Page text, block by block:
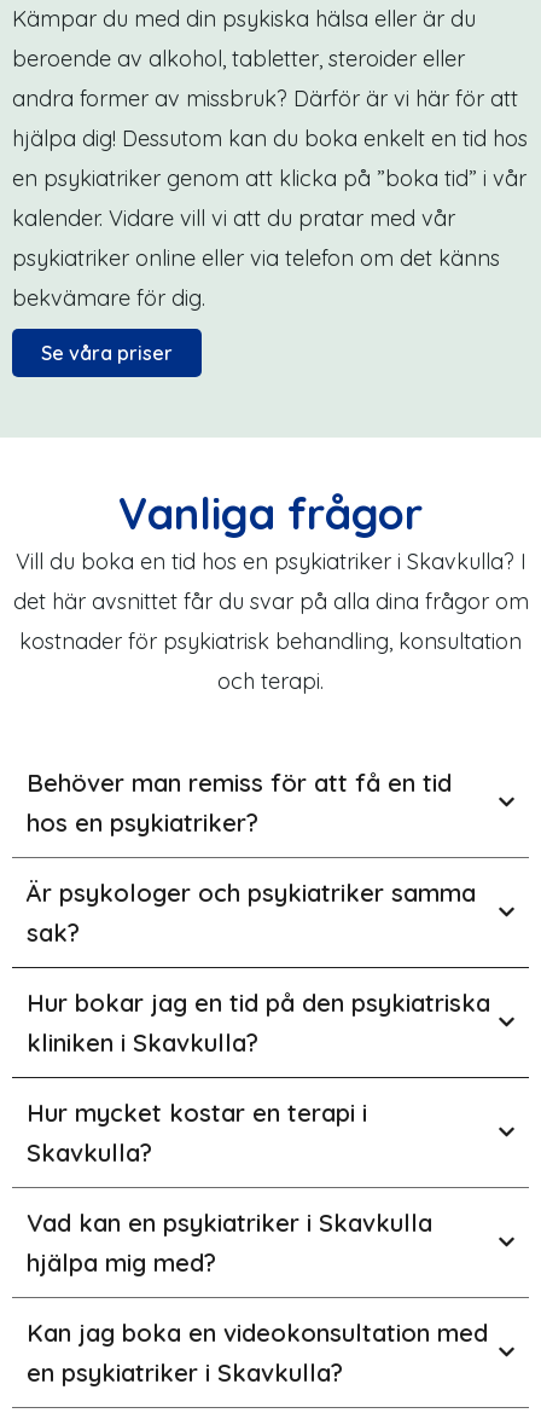
Kämpar du med din psykiska hälsa eller är du
beroende av alkohol, tabletter, steroider eller
andra former av missbruk? Därför är vi här för att
hjälpa dig! Dessutom kan du boka enkelt en tid hos
en psykiatriker genom att klicka på ”boka tid” i vår
kalender. Vidare vill vi att du pratar med vår
psykiatriker online eller via telefon om det känns
bekvämare för dig.
Se våra priser
Vanliga frågor
Vill du boka en tid hos en psykiatriker i Skavkulla? I
det här avsnittet får du svar på alla dina frågor om
kostnader för psykiatrisk behandling, konsultation
och terapi.
Behöver man remiss för att få en tid
hos en psykiatriker?
Är psykologer och psykiatriker samma
sak?
Hur bokar jag en tid på den psykiatriska
kliniken i Skavkulla?
Hur mycket kostar en terapi i
Skavkulla?
Vad kan en psykiatriker i Skavkulla
hjälpa mig med?
Kan jag boka en videokonsultation med
en psykiatriker i Skavkulla?